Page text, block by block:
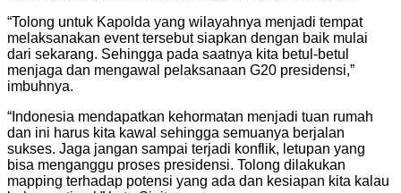
“Tolong untuk Kapolda yang wilayahnya menjadi tempat
melaksanakan event tersebut siapkan dengan baik mulai
dari sekarang. Sehingga pada saatnya kita betul-betul
menjaga dan mengawal pelaksanaan G20 presidensi,”
imbuhnya.
“Indonesia mendapatkan kehormatan menjadi tuan rumah
dan ini harus kita kawal sehingga semuanya berjalan
sukses. Jaga jangan sampai terjadi konflik, letupan yang
bisa menganggu proses presidensi. Tolong dilakukan
mapping terhadap potensi yang ada dan kesiapan kita kalau